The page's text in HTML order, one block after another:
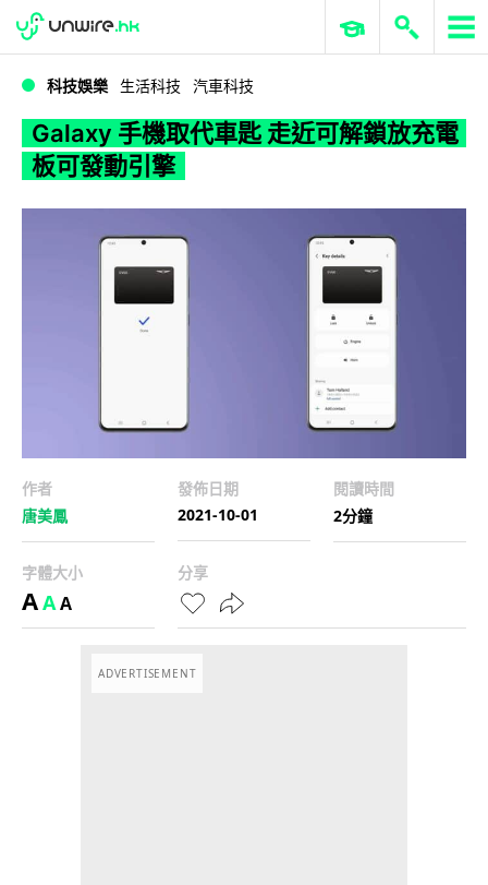
WWDC 2026 ERP 與商業 AI
科技娛樂 生活科技 汽車科技
Galaxy 手機取代車匙 走近可解鎖放充電
板可發動引擎
作者
唐美鳳
發佈日期
2021-10-01
閱讀時間
2分鐘
字體大小
AAA
分享
ADVERTISEMENT